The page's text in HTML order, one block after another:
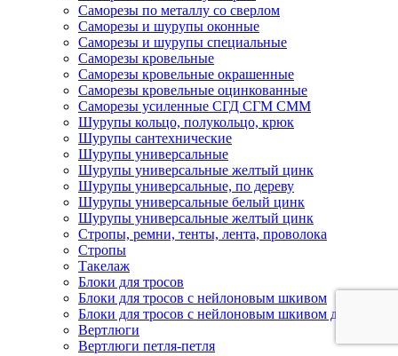
Саморезы по металлу со сверлом
Саморезы и шурупы оконные
Саморезы и шурупы специальные
Саморезы кровельные
Саморезы кровельные окрашенные
Саморезы кровельные оцинкованные
Саморезы усиленные СГД СГМ СММ
Шурупы кольцо, полукольцо, крюк
Шурупы сантехнические
Шурупы универсальные
Шурупы универсальные желтый цинк
Шурупы универсальные, по дереву
Шурупы универсальные белый цинк
Шурупы универсальные желтый цинк
Стропы, ремни, тенты, лента, проволока
Стропы
Такелаж
Блоки для тросов
Блоки для тросов с нейлоновым шкивом
Блоки для тросов с нейлоновым шкивом двойные
Вертлюги
Вертлюги петля-петля